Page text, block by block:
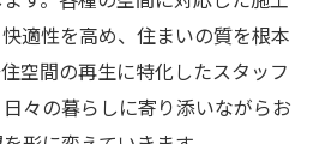
適性を高め、住まいの質を根本
空間の再生に特化したスタッフ
々の暮らしに寄り添いながらお